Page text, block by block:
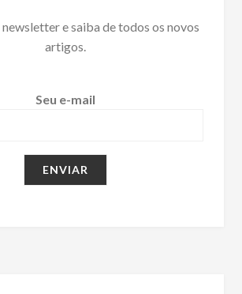
newsletter e saiba de todos os novos
artigos.
Seu e-mail